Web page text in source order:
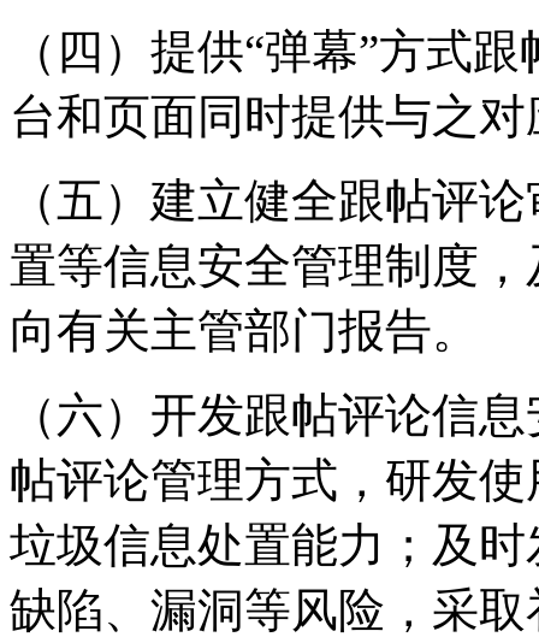
（四）提供“弹幕”方式
台和页面同时提供与之
（五）建立健全跟帖评
置等信息安全管理制度
向有关主管部门报告。
（六）开发跟帖评论信
帖评论管理方式，研发
垃圾信息处置能力；及
缺陷、漏洞等风险，采